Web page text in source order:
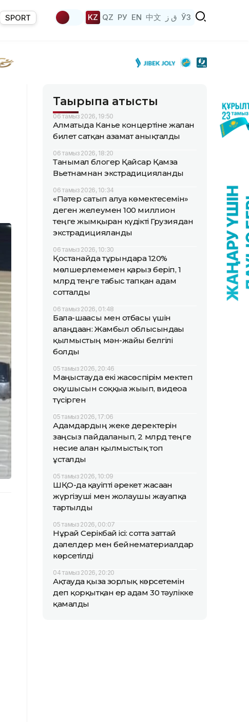
SPORT KZ QZ РУ EN 中文 ق ز ЎЗ
Тақырыпқа қатысты
06 тамыз 2026, 19:50
Алматыда Канье концертіне жалған
билет сатқан азамат анықталды
06 тамыз 2026, 18:20
Танымал блогер Қайсар Қамза
Вьетнамнан экстрадицияланды
06 тамыз 2026, 10:34
«Пәтер сатып алуға көмектесемін»
деген желеумен 100 миллион
теңге жымқырған күдікті Грузиядан
экстрадицияланды
06 тамыз 2026, 10:30
Қостанайда тұрғындарға 120%
мөлшерлемемен қарыз беріп, 1
млрд теңге табыс тапқан адам
сотталды
06 тамыз 2026, 01:48
Бала-шағасы мен отбасы үшін
алаңдаған: Жамбыл облысындағы
қылмыстың мән-жайы белгілі
болды
05 тамыз 2026, 20:46
Маңғыстауда екі жасөспірім мектеп
оқушысын соққыға жығып, видеоға
түсірген
05 тамыз 2026, 17:06
Адамдардың жеке деректерін
заңсыз пайдаланып, 2 млрд теңге
несие алған қылмыстық топ
ұсталды
05 тамыз 2026, 10:09
ШҚО-да қауіпті әрекет жасаған
жүргізуші мен жолаушы жауапқа
тартылды
05 тамыз 2026, 00:07
Нұрай Серікбай ісі: сотта заттай
дәлелдер мен бейнематериалдар
көрсетілді
04 тамыз 2026, 20:20
Ақтауда қызға зорлық көрсетемін
деп қорқытқан ер адам 30 тәулікке
қамалды